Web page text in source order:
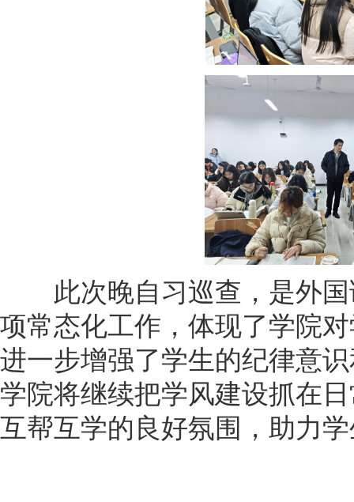
此次晚自习巡查，是外国
项常态化工作，体现了学院
进一步增强了学生的纪律意
学院将继续把学风建设抓在
互帮互学的良好氛围，助力